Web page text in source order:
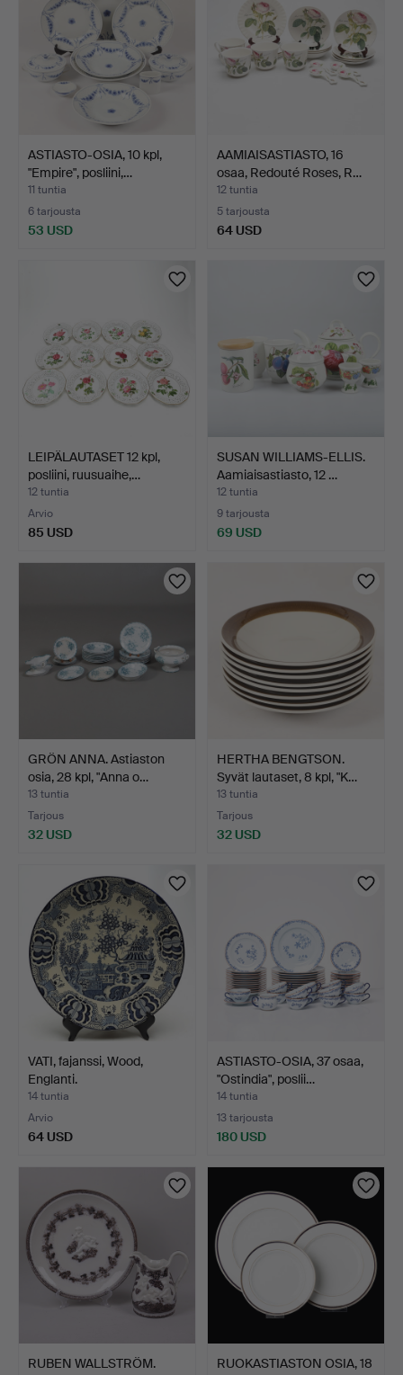
ASTIASTO-OSIA, 10 kpl,
"Empire", posliini,…
11 tuntia
6 tarjousta
53 USD
AAMIAISASTIASTO, 16
osaa, Redouté Roses, R…
12 tuntia
5 tarjousta
64 USD
LEIPÄLAUTASET 12 kpl,
posliini, ruusuaihe,…
12 tuntia
Arvio
85 USD
SUSAN WILLIAMS-ELLIS.
Aamiaisastiasto, 12 …
12 tuntia
9 tarjousta
69 USD
GRÖN ANNA. Astiaston
osia, 28 kpl, "Anna o…
13 tuntia
Tarjous
32 USD
HERTHA BENGTSON.
Syvät lautaset, 8 kpl, "K…
13 tuntia
Tarjous
32 USD
VATI, fajanssi, Wood,
Englanti.
14 tuntia
Arvio
64 USD
ASTIASTO-OSIA, 37 osaa,
"Ostindia", poslii…
14 tuntia
13 tarjousta
180 USD
RUBEN WALLSTRÖM.
RUOKASTIASTON OSIA, 18